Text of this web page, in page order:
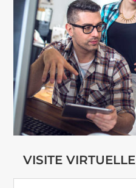
VISITE VIRTUELLE